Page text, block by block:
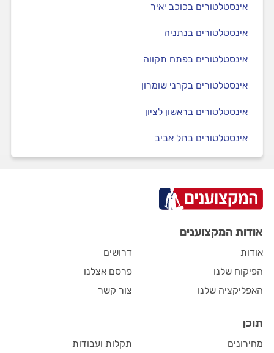
אינסטלטורים בכוכב יאיר
אינסטלטורים בנתניה
אינסטלטורים בפתח תקווה
אינסטלטורים בקרני שומרון
אינסטלטורים בראשון לציון
אינסטלטורים בתל אביב
אודות המקצוענים
אודות
הפיקוח שלנו
האפליקציה שלנו
דרושים
פרסם אצלנו
צור קשר
תוכן
מחירונים
תקלות ועבודות